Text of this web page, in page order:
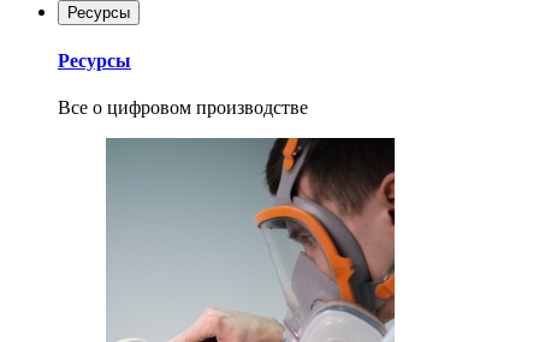
Ресурсы
Ресурсы
Все о цифровом производстве